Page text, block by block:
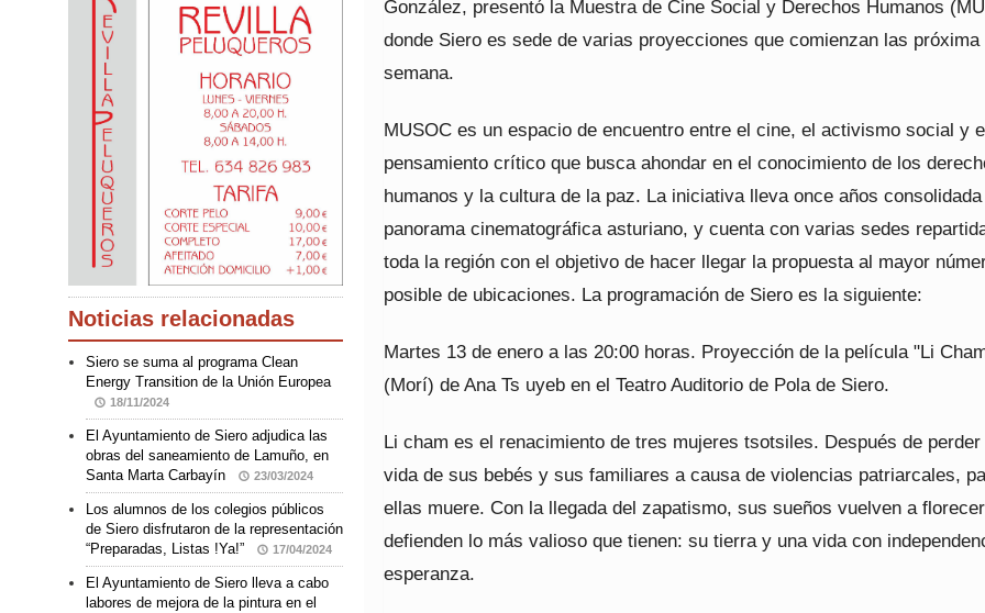
González, presentó la Muestra de Cine Social y Derechos Humanos
donde Siero es sede de varias proyecciones que comienzan las próxima
semana.
MUSOC es un espacio de encuentro entre el cine, el activismo social y
pensamiento crítico que busca ahondar en el conocimiento de los
humanos y la cultura de la paz. La iniciativa lleva once años consolidada
panorama cinematográfica asturiano, y cuenta con varias sedes
toda la región con el objetivo de hacer llegar la propuesta al mayor
posible de ubicaciones. La programación de Siero es la siguiente:
Martes 13 de enero a las 20:00 horas. Proyección de la película "Li
(Morí) de Ana Ts uyeb en el Teatro Auditorio de Pola de Siero.
Li cham es el renacimiento de tres mujeres tsotsiles. Después de perder
vida de sus bebés y sus familiares a causa de violencias patriarcales,
ellas muere. Con la llegada del zapatismo, sus sueños vuelven a
defienden lo más valioso que tienen: su tierra y una vida con
esperanza.
Noticias relacionadas
Siero se suma al programa Clean
Energy Transition de la Unión Europea
18/11/2024
El Ayuntamiento de Siero adjudica las
obras del saneamiento de Lamuño, en
Santa Marta Carbayín
23/03/2024
Los alumnos de los colegios públicos
de Siero disfrutaron de la representación
“Preparadas, Listas !Ya!”
17/04/2024
El Ayuntamiento de Siero lleva a cabo
labores de mejora de la pintura en el